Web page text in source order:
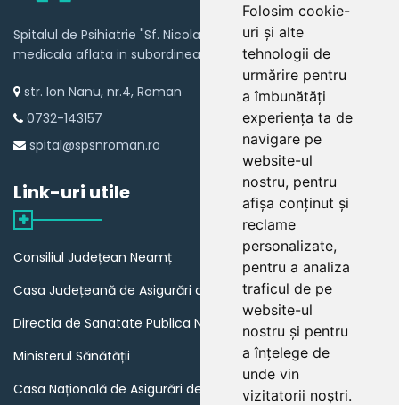
Folosim cookie-
uri și alte
tehnologii de
urmărire pentru
a îmbunătăți
experiența ta de
navigare pe
website-ul
nostru, pentru
afișa conținut și
reclame
personalizate,
pentru a analiza
traficul de pe
website-ul
nostru și pentru
a înțelege de
unde vin
vizitatorii noștri.
Spitalul de Psihiatrie "Sf. Nicolae" Roman este o unitate
medicala aflata in subordinea Consiliului Judetean Neamt
str. Ion Nanu, nr.4, Roman
0732-143157
spital@spsnroman.ro
Link-uri utile
Consiliul Județean Neamț
Casa Județeană de Asigurări de Sănătate Neamț
Directia de Sanatate Publica Neamț
Ministerul Sănătății
Casa Națională de Asigurări de Sănătate